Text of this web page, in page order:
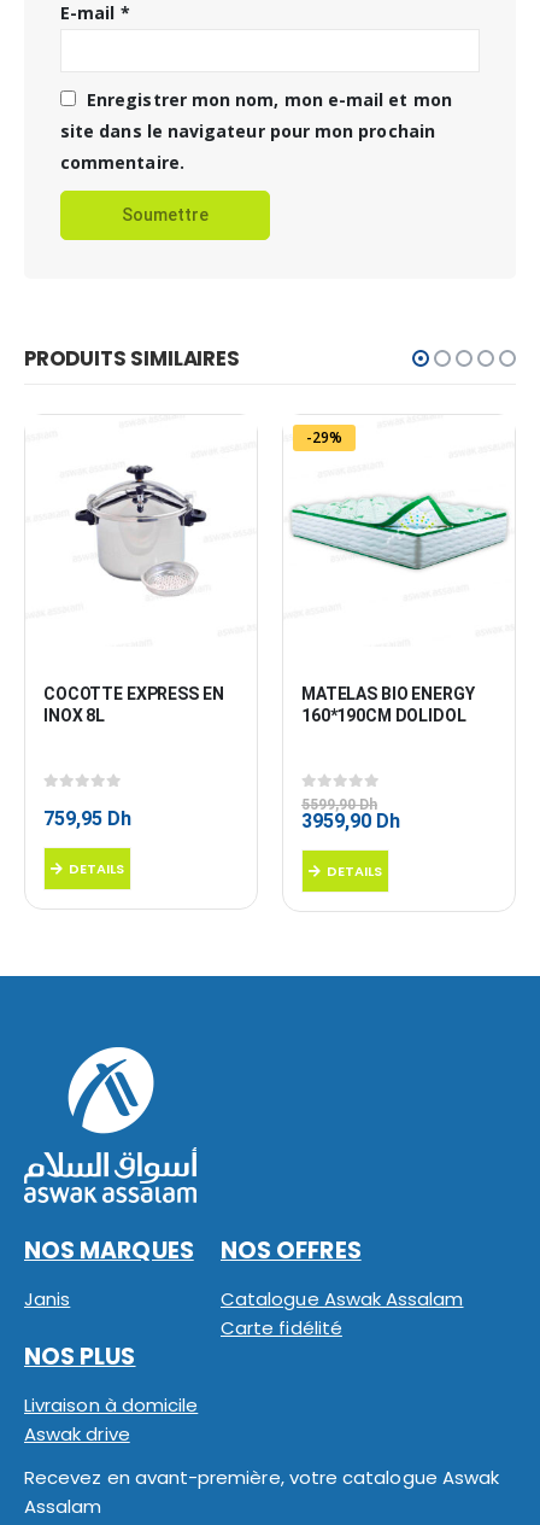
E-mail *
Enregistrer mon nom, mon e-mail et mon
site dans le navigateur pour mon prochain
commentaire.
PRODUITS SIMILAIRES
COCOTTE EXPRESS EN
INOX 8L
759,95 Dh
DETAILS
-29%
MATELAS BIO ENERGY
160*190CM DOLIDOL
0sur 5
5599,90Dh
Le
était :
5599,90 Dh.
3959,90 DhLe
DETAILS
NOS MARQUES
Janis
NOS OFFRES
Catalogue Aswak Assalam
Carte fidélité
NOS PLUS
Livraison à domicile
Aswak drive
Recevez en avant-première, votre catalogue Aswak
Assalam